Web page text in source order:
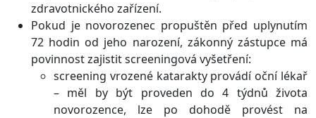
zdravotnického zařízení.
Pokud je novorozenec propuštěn před uplynutím
72 hodin od jeho narození, zákonný zástupce má
povinnost zajistit screeningová vyšetření:
screening vrozené katarakty provádí oční lékař
– měl by být proveden do 4 týdnů života
novorozence, lze po dohodě provést na